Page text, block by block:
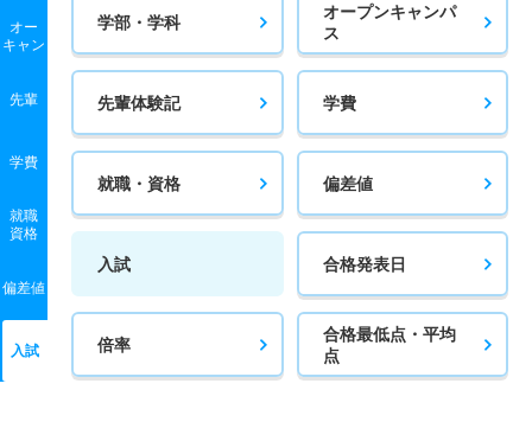
オー
キャン
先輩
学費
就職
資格
偏差値
入試
学部・学科
オープンキャンパ
ス
先輩体験記 学費
就職・資格 偏差値
入試 合格発表日
倍率
合格最低点・平均
点